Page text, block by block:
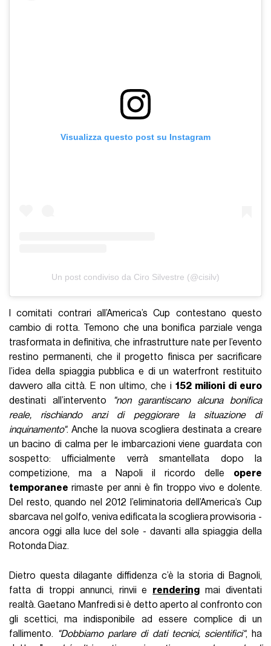
Visualizza questo post su Instagram
Un post condiviso da Ciro Silvestre (@cisilv)
I comitati contrari all’America’s Cup contestano questo
cambio di rotta. Temono che una bonifica parziale venga
trasformata in definitiva, che infrastrutture nate per l’evento
restino permanenti, che il progetto finisca per sacrificare
l’idea della spiaggia pubblica e di un waterfront restituito
davvero alla città. E non ultimo, che i 152 milioni di euro
destinati all’intervento
"non garantiscano alcuna bonifica
reale, rischiando anzi di peggiorare la situazione di
inquinamento". Anche la nuova scogliera destinata a creare
un bacino di calma per le imbarcazioni viene guardata con
sospetto: ufficialmente verrà smantellata dopo la
competizione, ma a Napoli il ricordo delle opere
temporanee rimaste per anni è fin troppo vivo e dolente.
Del resto, quando nel 2012 l’eliminatoria dell’America’s Cup
sbarcava nel golfo, veniva edificata la scogliera provvisoria -
ancora oggi alla luce del sole - davanti alla spiaggia della
Rotonda Diaz.
Dietro questa dilagante diffidenza c’è la storia di Bagnoli,
fatta di troppi annunci, rinvii e rendering mai diventati
realtà. Gaetano Manfredi si è detto aperto al confronto con
gli scettici, ma indisponibile ad essere complice di un
fallimento.
"Dobbiamo parlare di dati tecnici, scientifici", ha